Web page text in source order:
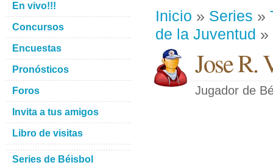
Inicio » Series »
de la Juventud »
Jose R.
Jugador de
En vivo!!!
Concursos
Encuestas
Pronósticos
Foros
Invita a tus amigos
Libro de visitas
Series de Béisbol